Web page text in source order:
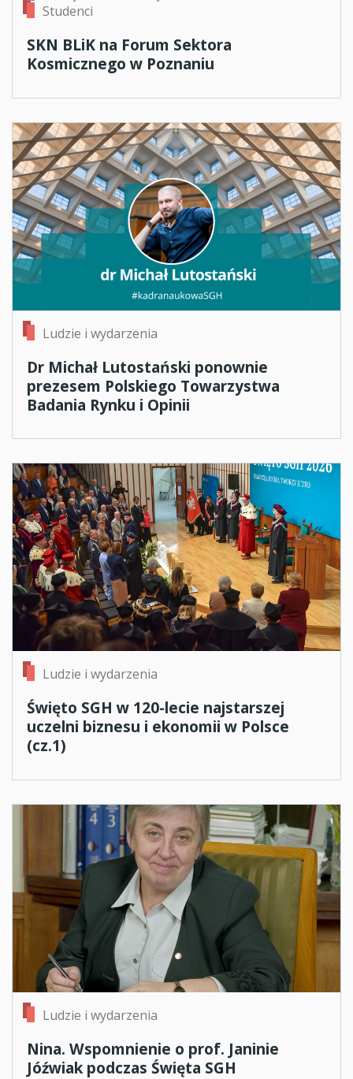
Studenci
SKN BLiK na Forum Sektora
Kosmicznego w Poznaniu
Ludzie i wydarzenia
Dr Michał Lutostański ponownie
prezesem Polskiego Towarzystwa
Badania Rynku i Opinii
Ludzie i wydarzenia
Święto SGH w 120-lecie najstarszej
uczelni biznesu i ekonomii w Polsce
(cz.1)
Ludzie i wydarzenia
Nina. Wspomnienie o prof. Janinie
Jóźwiak podczas Święta SGH